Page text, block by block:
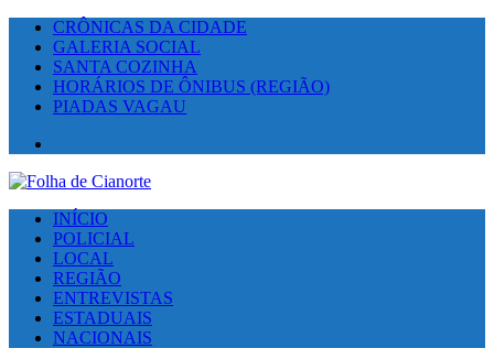
CRÔNICAS DA CIDADE
GALERIA SOCIAL
SANTA COZINHA
HORÁRIOS DE ÔNIBUS (REGIÃO)
PIADAS VAGAU
INÍCIO
POLICIAL
LOCAL
REGIÃO
ENTREVISTAS
ESTADUAIS
NACIONAIS